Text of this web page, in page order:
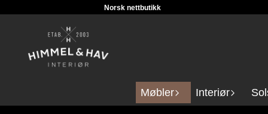
Norsk nettbutikk
Møbler Interiør